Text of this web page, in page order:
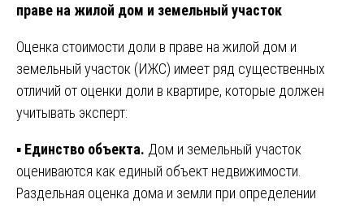
праве на жилой дом и земельный участок
Оценка стоимости доли в праве на жилой дом и
земельный участок (ИЖС) имеет ряд существенных
отличий от оценки доли в квартире, которые должен
учитывать эксперт:
▪️ Единство объекта. Дом и земельный участок
оцениваются как единый объект недвижимости.
Раздельная оценка дома и земли при определении